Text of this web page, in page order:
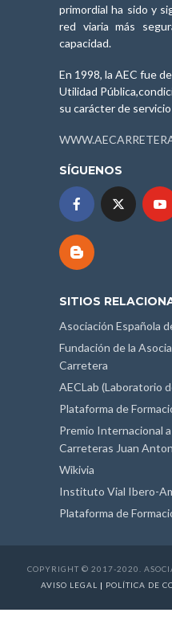
primordial ha sido y
red viaria más
capacidad.
En 1998, la AEC fue
Utilidad
su carácter de
SÍGUENOS
SITIOS
Asociación Española
Fundación de la
Carretera
AECLab (Laboratorio
Plataforma de
Premio Internacional
Carreteras Juan
Wikivia
Instituto Vial Ibero-
Plataforma de
COPYRIGHT © 2017-2020.
AVISO LEGAL
| POLÍTICA DE